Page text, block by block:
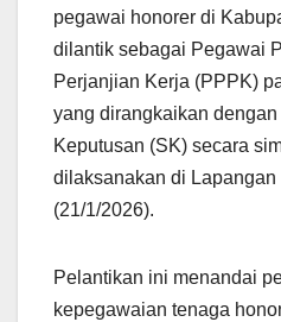
pegawai honorer di
dilantik sebagai Pegawai
Perjanjian Kerja (PPPK)
yang dirangkaikan
Keputusan (SK) secara
dilaksanakan di
(21/1/2026).
Pelantikan ini menandai
kepegawaian tenaga